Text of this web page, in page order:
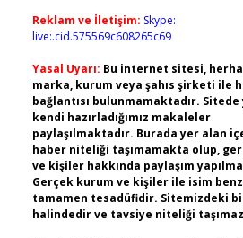
Reklam ve İletişim: Skype:
live:.cid.575569c608265c69
Yasal Uyarı: Bu internet sitesi,
marka, kurum veya şahıs şirketi ile
bağlantısı bulunmamaktadır. Sitede
kendi hazırladığımız makaleler
paylaşılmaktadır. Burada yer alan
haber niteliği taşımamakta olup,
ve kişiler hakkında paylaşım
Gerçek kurum ve kişiler ile isim
tamamen tesadüfidir. Sitemizdeki
halindedir ve tavsiye niteliği